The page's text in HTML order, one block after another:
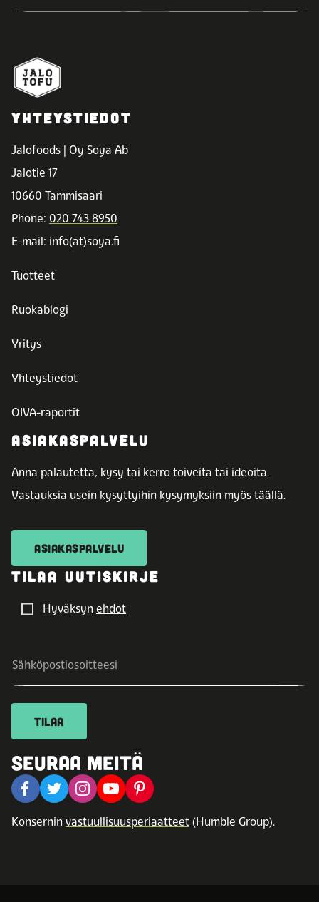
YHTEYSTIEDOT
Jalofoods | Oy Soya Ab
Jalotie 17
10660 Tammisaari
Phone: 020 743 8950
E-mail: info(at)soya.fi
Tuotteet
Ruokablogi
Yritys
Yhteystiedot
OIVA-raportit
ASIAKASPALVELU
Anna palautetta, kysy tai kerro toiveita tai ideoita.
Vastauksia usein kysyttyihin kysymyksiin myös täällä.
ASIAKASPALVELU
TILAA UUTISKIRJE
Hyväksyn ehdot
TILAA
SEURAA MEITÄ
Konsernin vastuullisuusperiaatteet (Humble Group).